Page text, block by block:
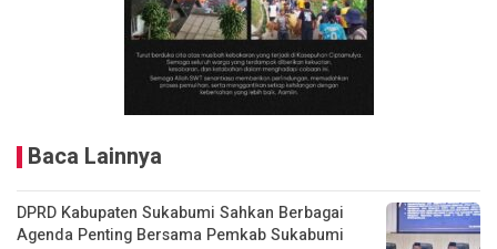
Baca Lainnya
DPRD Kabupaten Sukabumi Sahkan Berbagai
Agenda Penting Bersama Pemkab Sukabumi